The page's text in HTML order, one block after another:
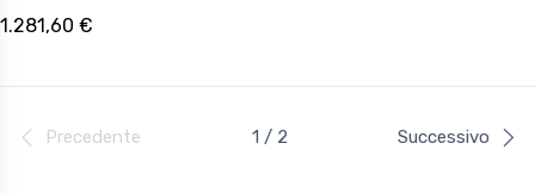
1.281,60 €
Precedente 1 / 2 Successivo